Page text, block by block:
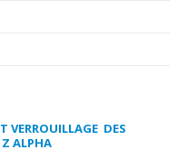
VERROUILLAGE DES
Z ALPHA